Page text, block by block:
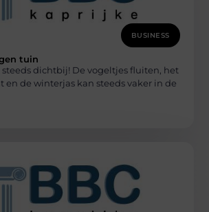
BUSINESS
tuin
dichtbij! De vogeltjes fluiten, het
en de winterjas kan steeds vaker in de